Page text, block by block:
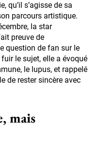
qu’il s’agisse de sa
parcours artistique.
la star
preuve de
question de fan sur le
le sujet, elle a évoqué
le lupus, et rappelé
de rester sincère avec
mais